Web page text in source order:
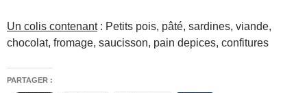
Un colis contenant: Petits pois, pâté, sardines, viande,
chocolat, fromage, saucisson, pain depices, confitures
PARTAGER :